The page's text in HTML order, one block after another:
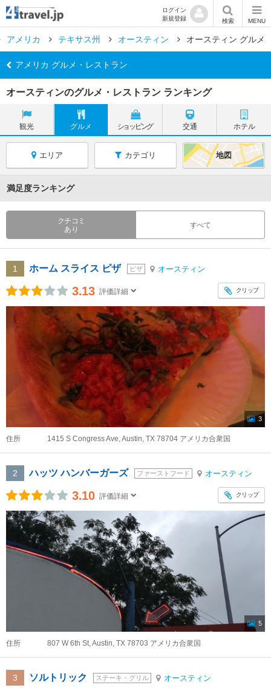
ログイン
新規登録
検索 MENU
アメリカ テキサス州 オースティン オースティン グルメ
アメリカ グルメ・レストラン
オースティンのグルメ・レストラン ランキング
観光 グルメ ショッピング 交通 ホテル
エリア カテゴリ 地図
満足度ランキング
クチコミ
あり
すべて
1 ホーム スライス ピザ ピザ オースティン
3.13 評価詳細 クリップ
3
住所 1415 S Congress Ave, Austin, TX 78704 アメリカ合衆国
2 ハッツ ハンバーガーズ ファーストフード オースティン
3.10 評価詳細 クリップ
5
住所 807 W 6th St, Austin, TX 78703 アメリカ合衆国
3 ソルトリック ステーキ・グリル オースティン